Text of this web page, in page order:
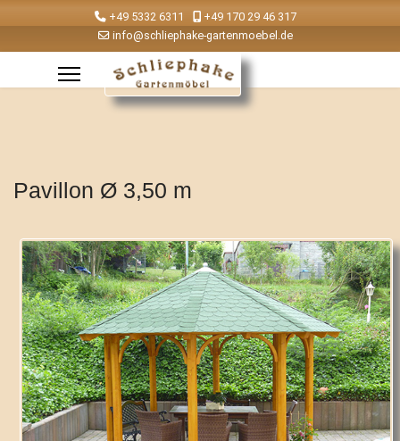
+49 5332 6311
+49 170 29 46 317
info@schliephake-gartenmoebel.de
Pavillon Ø 3,50 m